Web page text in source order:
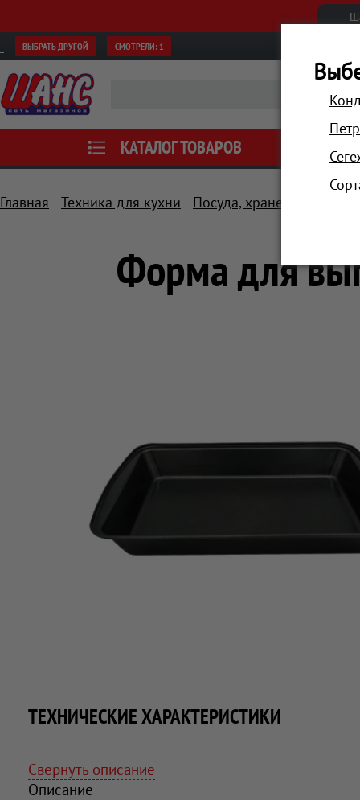
ВЫБРАТЬ ДРУГОЙ СМОТРЕЛИ: 1
КАТАЛОГ ТОВАРОВ АКЦИИ
Главная Техника для кухни Посуда, хранение
Форма для
ТЕХНИЧЕСКИЕ ХАРАКТЕРИСТИКИ
Свернуть описание
Описание